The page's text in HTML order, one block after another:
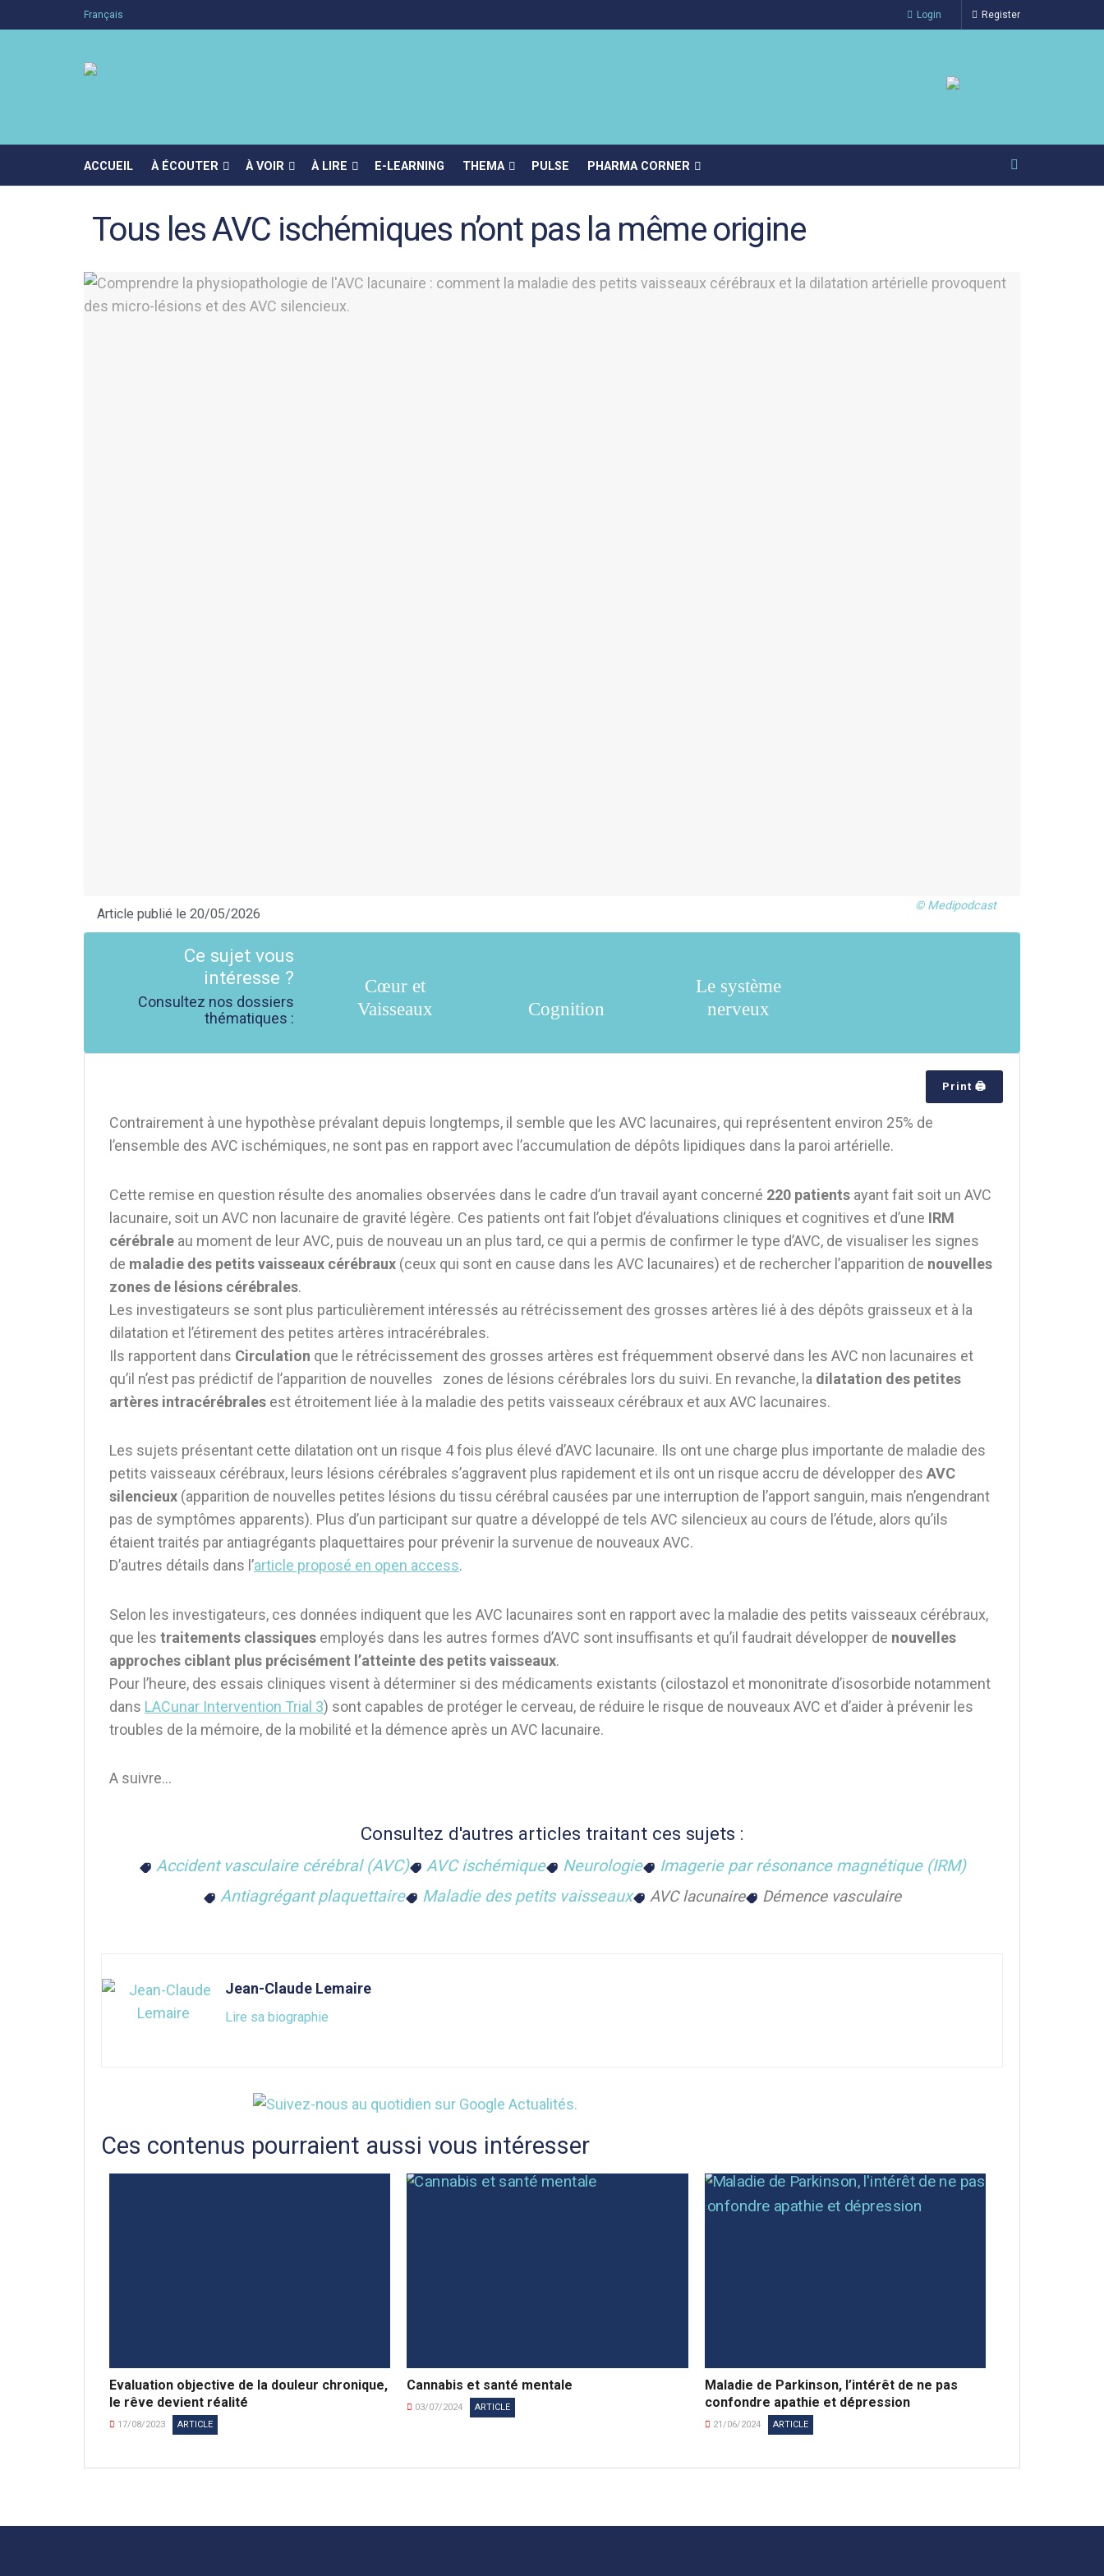
Français Login Register
ACCUEIL À ÉCOUTER À VOIR À LIRE E-LEARNING THEMA PULSE PHARMA CORNER
Tous les AVC ischémiques n’ont pas la même origine
Article publié le 20/05/2026
© Medipodcast
Ce sujet vous
intéresse ?
Consultez nos dossiers
thématiques :
Cœur et
Vaisseaux
Cognition
Le système
nerveux
Print 🖨
Contrairement à une hypothèse prévalant depuis longtemps, il semble que les AVC lacunaires, qui représentent environ 25% de
l’ensemble des AVC ischémiques, ne sont pas en rapport avec l’accumulation de dépôts lipidiques dans la paroi artérielle.
Cette remise en question résulte des anomalies observées dans le cadre d’un travail ayant concerné 220 patients ayant fait soit un AVC
lacunaire, soit un AVC non lacunaire de gravité légère. Ces patients ont fait l’objet d’évaluations cliniques et cognitives et d’une IRM
cérébrale au moment de leur AVC, puis de nouveau un an plus tard, ce qui a permis de confirmer le type d’AVC, de visualiser les signes
de maladie des petits vaisseaux cérébraux (ceux qui sont en cause dans les AVC lacunaires) et de rechercher l’apparition de nouvelles
zones de lésions cérébrales.
Les investigateurs se sont plus particulièrement intéressés au rétrécissement des grosses artères lié à des dépôts graisseux et à la
dilatation et l’étirement des petites artères intracérébrales.
Ils rapportent dans Circulation que le rétrécissement des grosses artères est fréquemment observé dans les AVC non lacunaires et
qu’il n’est pas prédictif de l’apparition de nouvelles zones de lésions cérébrales lors du suivi. En revanche, la dilatation des petites
artères intracérébrales est étroitement liée à la maladie des petits vaisseaux cérébraux et aux AVC lacunaires.
Les sujets présentant cette dilatation ont un risque 4 fois plus élevé d’AVC lacunaire. Ils ont une charge plus importante de maladie des
petits vaisseaux cérébraux, leurs lésions cérébrales s’aggravent plus rapidement et ils ont un risque accru de développer des AVC
silencieux (apparition de nouvelles petites lésions du tissu cérébral causées par une interruption de l’apport sanguin, mais n’engendrant
pas de symptômes apparents). Plus d’un participant sur quatre a développé de tels AVC silencieux au cours de l’étude, alors qu’ils
étaient traités par antiagrégants plaquettaires pour prévenir la survenue de nouveaux AVC.
D’autres détails dans l’article proposé en open access.
Selon les investigateurs, ces données indiquent que les AVC lacunaires sont en rapport avec la maladie des petits vaisseaux cérébraux,
que les traitements classiques employés dans les autres formes d’AVC sont insuffisants et qu’il faudrait développer de nouvelles
approches ciblant plus précisément l’atteinte des petits vaisseaux.
Pour l’heure, des essais cliniques visent à déterminer si des médicaments existants (cilostazol et mononitrate d’isosorbide notamment
dans LACunar Intervention Trial 3) sont capables de protéger le cerveau, de réduire le risque de nouveaux AVC et d’aider à prévenir les
troubles de la mémoire, de la mobilité et la démence après un AVC lacunaire.
A suivre…
Consultez d'autres articles traitant ces sujets :
Accident vasculaire cérébral (AVC) AVC ischémique Neurologie
Imagerie par résonance magnétique (IRM)
Antiagrégant plaquettaire
Maladie des petits vaisseaux AVC lacunaire Démence vasculaire
Jean-Claude Lemaire
Lire sa biographie
Ces contenus pourraient aussi vous intéresser
Evaluation objective de la douleur chronique,
le rêve devient réalité
17/08/2023 ARTICLE
Cannabis et santé mentale
03/07/2024 ARTICLE
Maladie de Parkinson, l’intérêt de ne pas
confondre apathie et dépression
21/06/2024 ARTICLE